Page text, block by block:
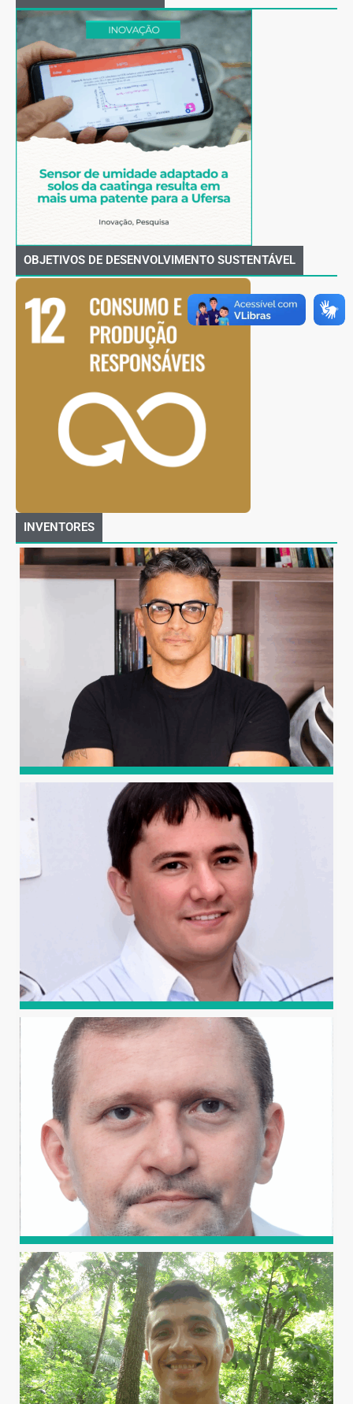
OBJETIVOS DE DESENVOLVIMENTO SUSTENTÁVEL
INVENTORES
NILDO DA SILVA DIAS
Professor titular da UFERSA, é engenheiro agrônomo
(UFERSA), mestre em Engenharia Agrícola (UFCG), doutor
em Agronomia (USP/ESALQ) e pós-doutor pela
Universidade da Califórnia Riverside (EUA).
FRANCISCO AÉCIO DE
LIMA PEREIRA
Professor da UFERSA, campus Caraúbas, é técnico em
Edificações (IFRN), graduado em Agronomia, mestre em
Irrigação e Drenagem e doutor em Manejo de Solo e Água
(UFERSA).
JOSÉ FRANCISMAR DE
MEDEIROS
Engenheiro agrônomo da UFERSA, possui graduação em
Agronomia (ESAM), mestrado em Engenharia Agrícola
(UFPB) e doutorado em Agronomia (USP).